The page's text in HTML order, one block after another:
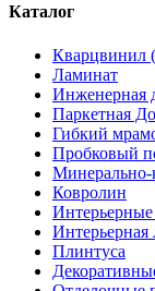
Каталог
Кварцвинил
Ламинат
Инженерная
Паркетная
Гибкий
Пробковый
Ковролин
Интерьерная
Плинтуса